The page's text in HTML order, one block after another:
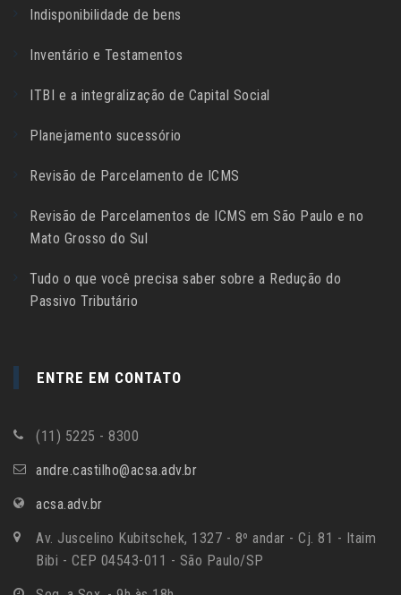
Indisponibilidade de bens
Inventário e Testamentos
ITBI e a integralização de Capital Social
Planejamento sucessório
Revisão de Parcelamento de ICMS
Revisão de Parcelamentos de ICMS em São Paulo e no
Mato Grosso do Sul
Tudo o que você precisa saber sobre a Redução do
Passivo Tributário
ENTRE EM CONTATO
(11) 5225 - 8300
andre.castilho@acsa.adv.br
acsa.adv.br
Av. Juscelino Kubitschek, 1327 - 8º andar - Cj. 81 - Itaim
Bibi - CEP 04543-011 - São Paulo/SP